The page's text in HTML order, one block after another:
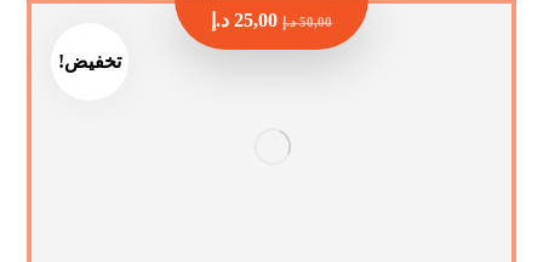
تخفيض!
50,00 د.إ 25,00 د.إ